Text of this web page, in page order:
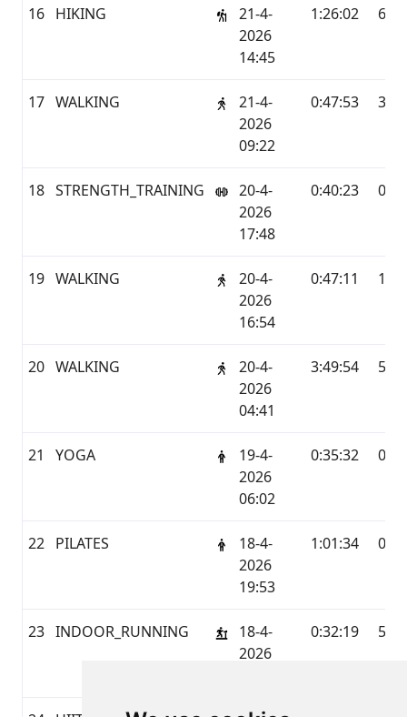
16 HIKING
21-4-
2026
14:45
1:26:02 6,19
17 WALKING
21-4-
2026
09:22
0:47:53 3,45
18 STRENGTH_TRAINING
20-4-
2026
17:48
0:40:23 0,0
19 WALKING
20-4-
2026
16:54
0:47:11 1,63
20 WALKING
20-4-
2026
04:41
3:49:54 5,15
21 YOGA
19-4-
2026
06:02
0:35:32 0,0
22 PILATES
18-4-
2026
19:53
1:01:34 0,0
23 INDOOR_RUNNING
18-4-
2026
0:32:19 5,41